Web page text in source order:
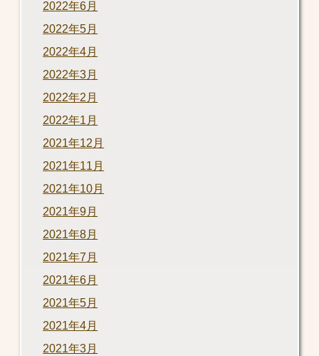
2022年6月
2022年5月
2022年4月
2022年3月
2022年2月
2022年1月
2021年12月
2021年11月
2021年10月
2021年9月
2021年8月
2021年7月
2021年6月
2021年5月
2021年4月
2021年3月